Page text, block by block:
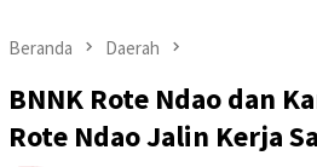
Beranda Daerah
BNNK Rote Ndao dan
Rote Ndao Jalin Kerja